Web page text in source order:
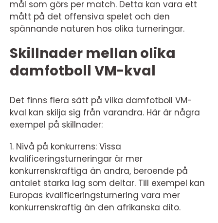
mål som görs per match. Detta kan vara ett
mått på det offensiva spelet och den
spännande naturen hos olika turneringar.
Skillnader mellan olika
damfotboll VM-kval
Det finns flera sätt på vilka damfotboll VM-
kval kan skilja sig från varandra. Här är några
exempel på skillnader:
1. Nivå på konkurrens: Vissa
kvalificeringsturneringar är mer
konkurrenskraftiga än andra, beroende på
antalet starka lag som deltar. Till exempel kan
Europas kvalificeringsturnering vara mer
konkurrenskraftig än den afrikanska dito.